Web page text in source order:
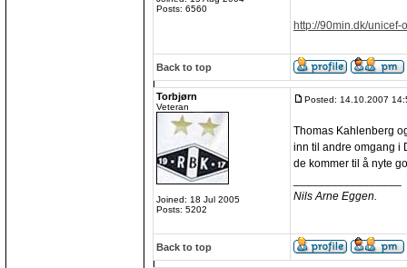
Posts: 6560
http://90min.dk/unicef-
Back to top
Torbjørn
Veteran
Joined: 18 Jul 2005
Posts: 5202
Posted: 14.10.2007
Thomas Kahlenberg
inn til andre omgang i
de kommer til å nyte
Nils Arne Eggen.
Back to top